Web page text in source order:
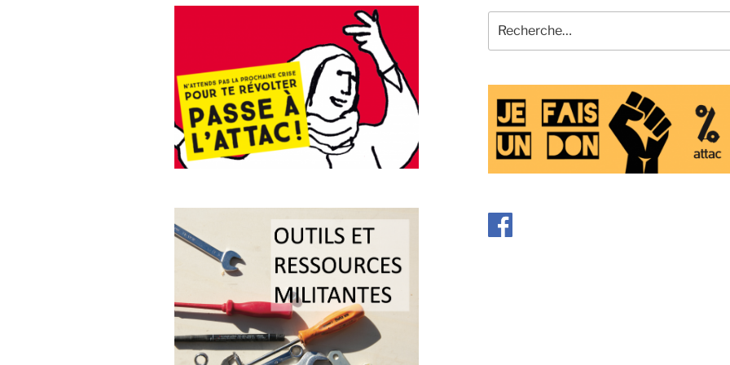
pour
: